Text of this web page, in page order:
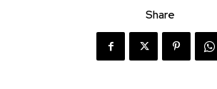
Share